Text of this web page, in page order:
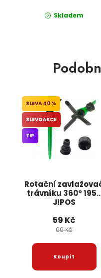
Skladem
Rotační
trávníku 360° 1950
JIPOS
40 %
SLEVOAKCE
TIP
59 Kč
99 Kč